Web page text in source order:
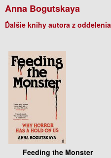
Anna Bogutskaya
Ďalšie knihy autora z oddelenia
Feeding the Monster